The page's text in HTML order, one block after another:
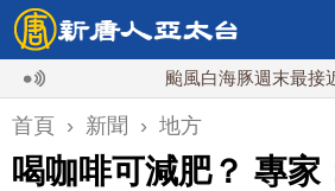
颱風白海豚週末最接近台灣
首頁 › 新聞 › 地方
喝咖啡可減肥？ 專家